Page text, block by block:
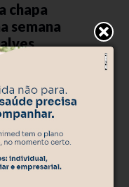
chapa
semana
um prefeito pode ser
Ex-prefeito Guilherme
por até 8 anos.